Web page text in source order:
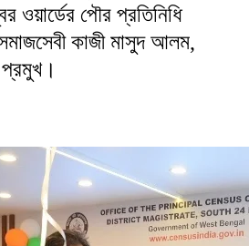
ওয়ার্ডের পৌর প্রতিনিধি
কাজী মাসুদ আলম,
প্রমুখ।